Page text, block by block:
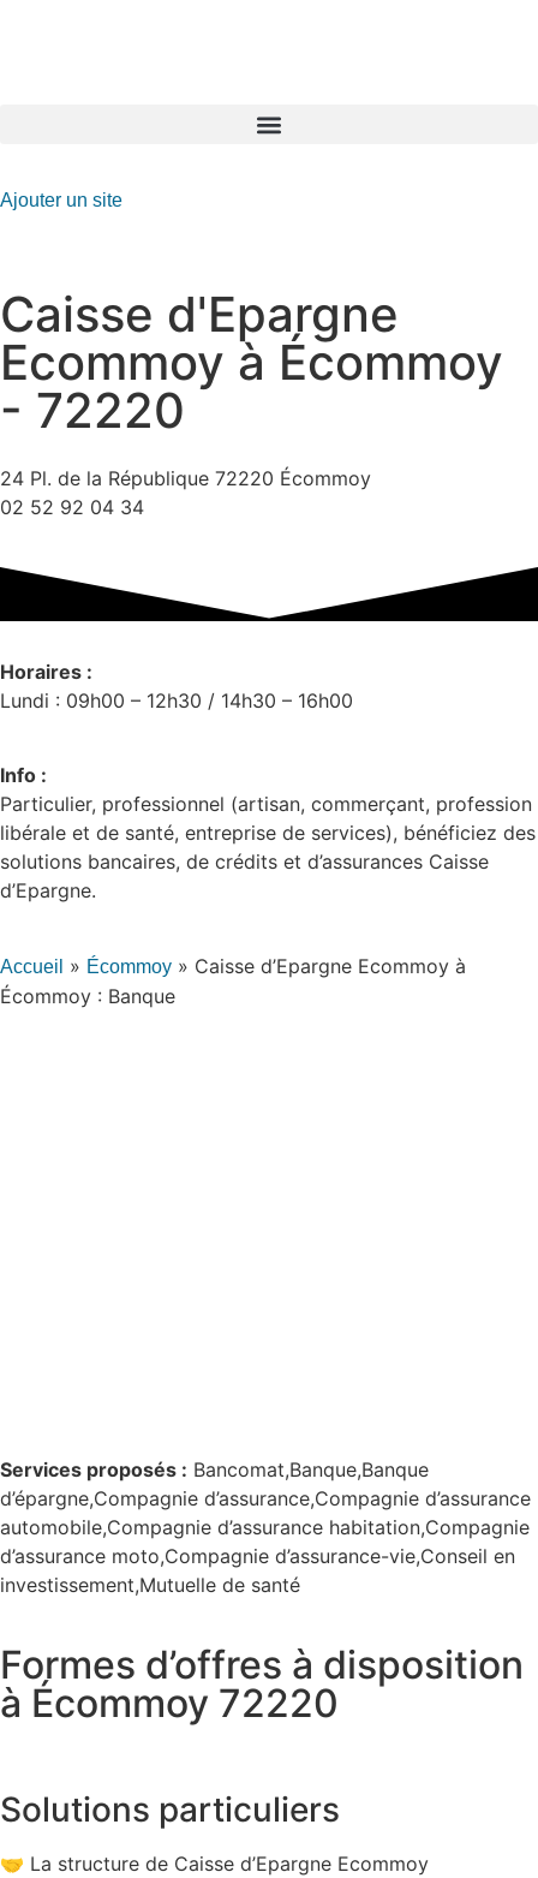
Ajouter un site
Caisse d'Epargne
Ecommoy à Écommoy
- 72220
24 Pl. de la République 72220 Écommoy
02 52 92 04 34
Horaires :
Lundi : 09h00 – 12h30 / 14h30 – 16h00
Info :
Particulier, professionnel (artisan, commerçant, profession
libérale et de santé, entreprise de services), bénéficiez des
solutions bancaires, de crédits et d’assurances Caisse
d’Epargne.
Accueil » Écommoy » Caisse d’Epargne Ecommoy à
Écommoy : Banque
Services proposés : Bancomat,Banque,Banque
d’épargne,Compagnie d’assurance,Compagnie d’assurance
automobile,Compagnie d’assurance habitation,Compagnie
d’assurance moto,Compagnie d’assurance-vie,Conseil en
investissement,Mutuelle de santé
Formes d’offres à disposition
à Écommoy 72220
Solutions particuliers
🤝 La structure de Caisse d’Epargne Ecommoy